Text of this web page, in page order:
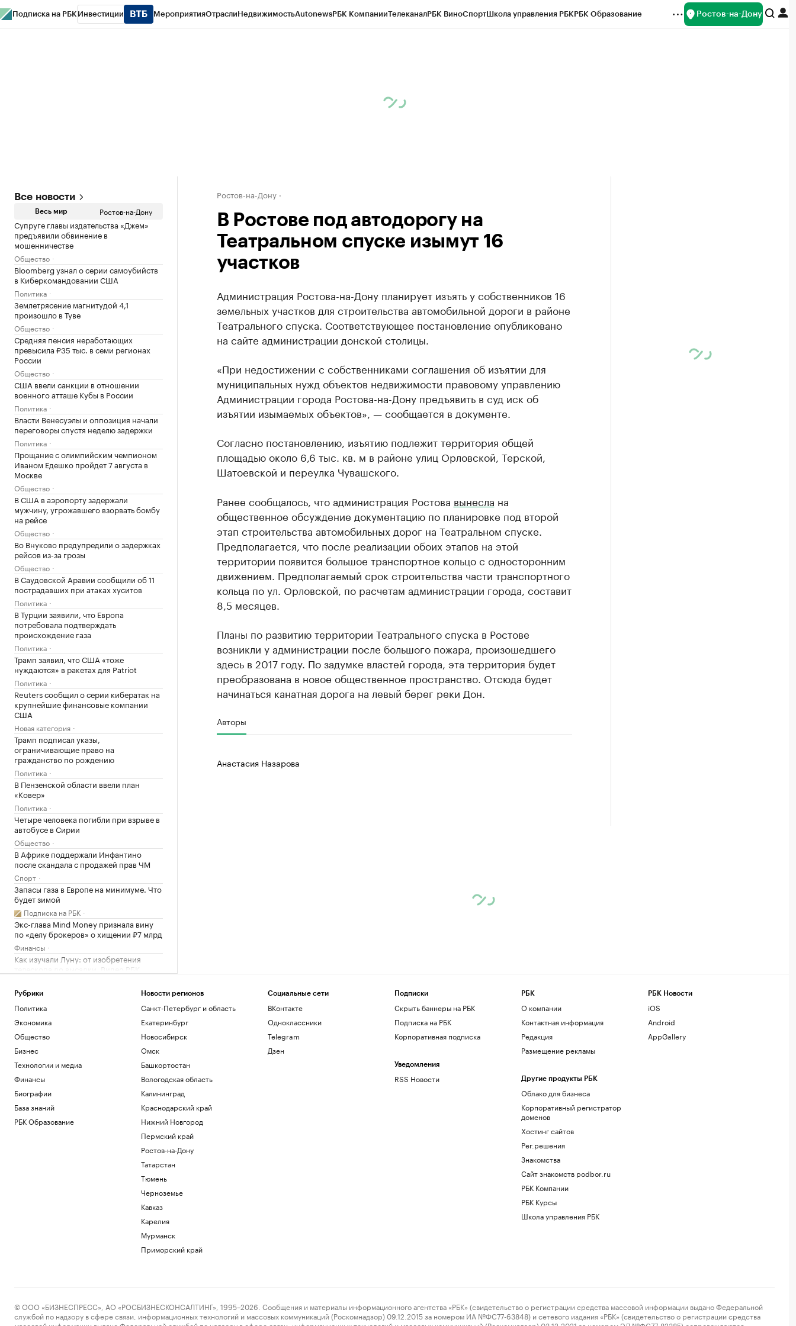
Подписка на РБК Инвестиции МероприятияОтраслиНедвижимостьAutonewsРБК КомпанииТелеканалРБК ВиноСпортШкола управления РБКРБК Образование Ростов-на-Дону
Все новости
Весь мир Ростов-на-Дону
Супруге главы издательства «Джем»
предъявили обвинение в
мошенничестве
Общество
Bloomberg узнал о серии самоубийств
в Киберкомандовании США
Политика
Землетрясение магнитудой 4,1
произошло в Туве
Общество
Средняя пенсия неработающих
превысила ₽35 тыс. в семи регионах
России
Общество
США ввели санкции в отношении
военного атташе Кубы в России
Политика
Власти Венесуэлы и оппозиция начали
переговоры спустя неделю задержки
Политика
Прощание с олимпийским чемпионом
Иваном Едешко пройдет 7 августа в
Москве
Общество
В США в аэропорту задержали
мужчину, угрожавшего взорвать бомбу
на рейсе
Общество
Во Внуково предупредили о задержках
рейсов из-за грозы
Общество
В Саудовской Аравии сообщили об 11
пострадавших при атаках хуситов
Политика
В Турции заявили, что Европа
потребовала подтверждать
происхождение газа
Политика
Трамп заявил, что США «тоже
нуждаются» в ракетах для Patriot
Политика
Reuters сообщил о серии кибератак на
крупнейшие финансовые компании
США
Новая категория
Трамп подписал указы,
ограничивающие право на
гражданство по рождению
Политика
В Пензенской области ввели план
«Ковер»
Политика
Четыре человека погибли при взрыве в
автобусе в Сирии
Общество
В Африке поддержали Инфантино
после скандала с продажей прав ЧМ
Спорт
Запасы газа в Европе на минимуме. Что
будет зимой
Подписка на РБК
Экс-глава Mind Money признала вину
по «делу брокеров» о хищении ₽7 млрд
Финансы
Как изучали Луну: от изобретения
телескопа до высадки. Видео РБК
Ростов-на-Дону
В Ростове под автодорогу на
Театральном спуске изымут 16
участков
Администрация Ростова-на-Дону планирует изъять у собственников 16
земельных участков для строительства автомобильной дороги в районе
Театрального спуска. Соответствующее постановление опубликовано
на сайте администрации донской столицы.
«При недостижении с собственниками соглашения об изъятии для
муниципальных нужд объектов недвижимости правовому управлению
Администрации города Ростова-на-Дону предъявить в суд иск об
изъятии изымаемых объектов», — сообщается в документе.
Согласно постановлению, изъятию подлежит территория общей
площадью около 6,6 тыс. кв. м в районе улиц Орловской, Терской,
Шатоевской и переулка Чувашского.
Ранее сообщалось, что администрация Ростова вынесла на
общественное обсуждение документацию по планировке под второй
этап строительства автомобильных дорог на Театральном спуске.
Предполагается, что после реализации обоих этапов на этой
территории появится большое транспортное кольцо с односторонним
движением. Предполагаемый срок строительства части транспортного
кольца по ул. Орловской, по расчетам администрации города, составит
8,5 месяцев.
Планы по развитию территории Театрального спуска в Ростове
возникли у администрации после большого пожара, произошедшего
здесь в 2017 году. По задумке властей города, эта территория будет
преобразована в новое общественное пространство. Отсюда будет
начинаться канатная дорога на левый берег реки Дон.
Авторы
Анастасия Назарова
Рубрики
Политика
Экономика
Общество
Бизнес
Технологии и медиа
Финансы
Биографии
База знаний
РБК Образование
Новости регионов
Санкт-Петербург и область
Екатеринбург
Новосибирск
Омск
Башкортостан
Вологодская область
Калининград
Краснодарский край
Нижний Новгород
Пермский край
Ростов-на-Дону
Татарстан
Тюмень
Черноземье
Кавказ
Карелия
Мурманск
Приморский край
Социальные сети
ВКонтакте
Одноклассники
Telegram
Дзен
Подписки
Скрыть баннеры на РБК
Подписка на РБК
Корпоративная подписка
Уведомления
RSS Новости
РБК
О компании
Контактная информация
Редакция
Размещение рекламы
Другие продукты РБК
Облако для бизнеса
Корпоративный регистратор
доменов
Хостинг сайтов
Рег.решения
Знакомства
Сайт знакомств podbor.ru
РБК Компании
РБК Курсы
Школа управления РБК
РБК Новости
iOS
Android
AppGallery
© ООО «БИЗНЕСПРЕСС», АО «РОСБИЗНЕСКОНСАЛТИНГ», 1995–2026. Сообщения и материалы информационного агентства «РБК» (свидетельство о регистрации средства массовой информации выдано Федеральной
службой по надзору в сфере связи, информационных технологий и массовых коммуникаций (Роскомнадзор) 09.12.2015 за номером ИА №ФС77-63848) и сетевого издания «РБК» (свидетельство о регистрации средства